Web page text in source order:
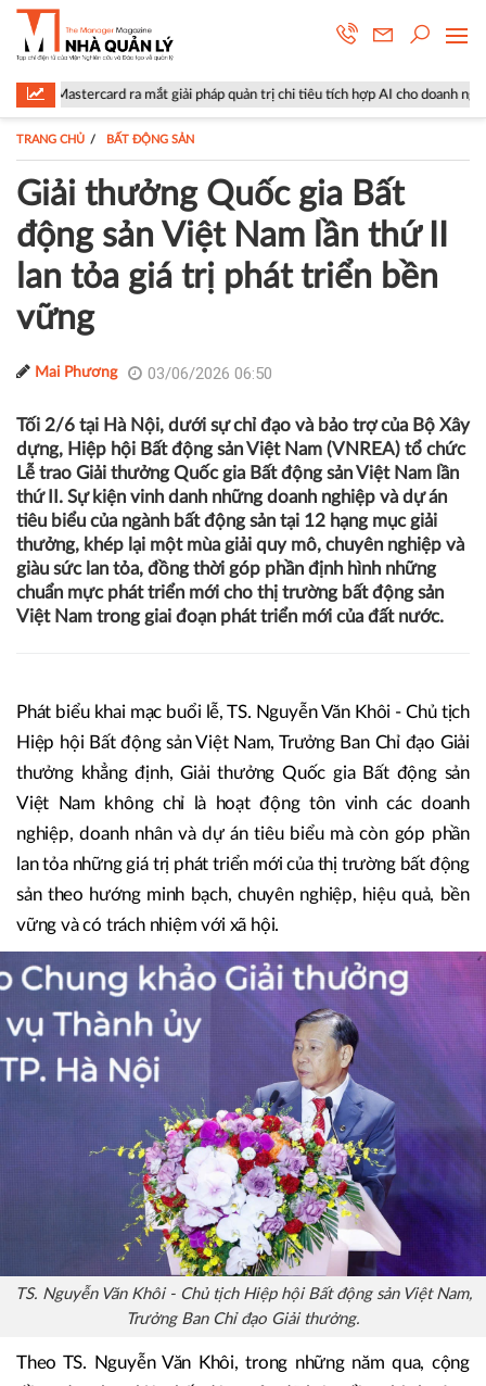
mắt giải pháp quản trị chi tiêu tích hợp AI cho doanh nghiệp Lộ diện
TRANG CHỦ BẤT ĐỘNG SẢN
Giải thưởng Quốc gia Bất
động sản Việt Nam lần thứ II
lan tỏa giá trị phát triển bền
vững
Mai Phương 03/06/2026 06:50
Tối 2/6 tại Hà Nội, dưới sự chỉ đạo và bảo trợ của Bộ Xây
dựng, Hiệp hội Bất động sản Việt Nam (VNREA) tổ chức
Lễ trao Giải thưởng Quốc gia Bất động sản Việt Nam lần
giàu sức lan tỏa, đồng thời góp phần định hình những
chuẩn mực phát triển mới cho thị trường bất động sản
Việt Nam trong giai đoạn phát triển mới của đất nước.
Phát biểu khai mạc buổi lễ, TS. Nguyễn Văn Khôi - Chủ tịch
Hiệp hội Bất động sản Việt Nam, Trưởng Ban Chỉ đạo Giải
thưởng khẳng định, Giải thưởng Quốc gia Bất động sản
Việt Nam không chỉ là hoạt động tôn vinh các doanh
nghiệp, doanh nhân và dự án tiêu biểu mà còn góp phần
lan tỏa những giá trị phát triển mới của thị trường bất động
sản theo hướng minh bạch, chuyên nghiệp, hiệu quả, bền
vững và có trách nhiệm với xã hội.